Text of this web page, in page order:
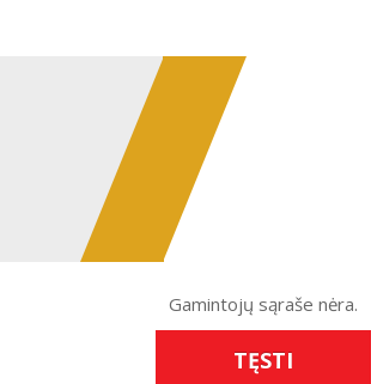
Gamintojų sąraše nėra.
TĘSTI